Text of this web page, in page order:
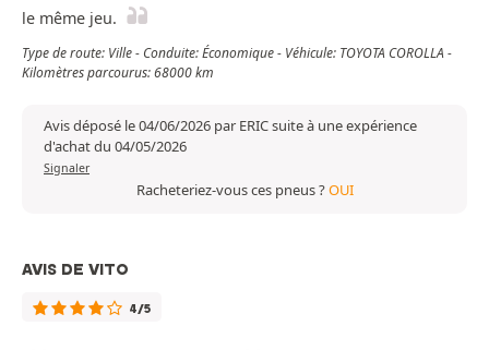
le même jeu.
Type de route: Ville - Conduite: Économique - Véhicule: TOYOTA COROLLA -
Kilomètres parcourus: 68000 km
Avis déposé le 04/06/2026 par ERIC suite à une expérience
d'achat du 04/05/2026
Signaler
Racheteriez-vous ces pneus ?OUI
AVIS DE VITO
4/5